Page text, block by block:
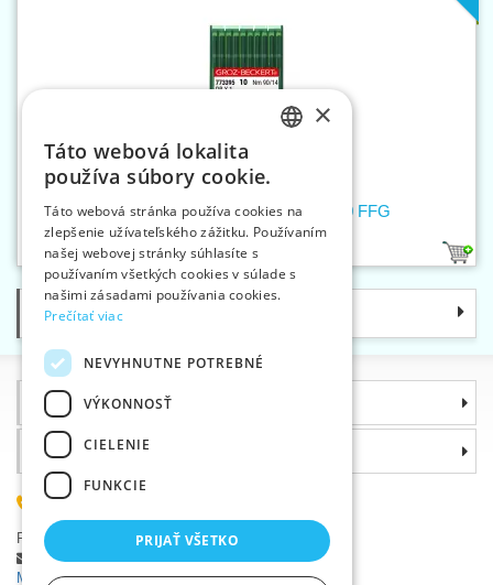
1
Ihly strojové DBx1/16x231/1738 90 FFG
Kategórie
Informácie
Prečo si zvoliť práve nás
(+420) 585 051 217
Plzeňská 868, 783 91 Uničov, Česká republika
Položiť dotaz
Máte problémy s prihlásením ?
ENGLISH
GERMAN
×
Táto webová lokalita
používa súbory cookie.
Táto webová stránka používa cookies na
zlepšenie užívateľského zážitku. Používaním
našej webovej stránky súhlasíte s
používaním všetkých cookies v súlade s
našimi zásadami používania cookies.
Prečítať viac
NEVYHNUTNE POTREBNÉ
VÝKONNOSŤ
CIELENIE
FUNKCIE
PRIJAŤ VŠETKO